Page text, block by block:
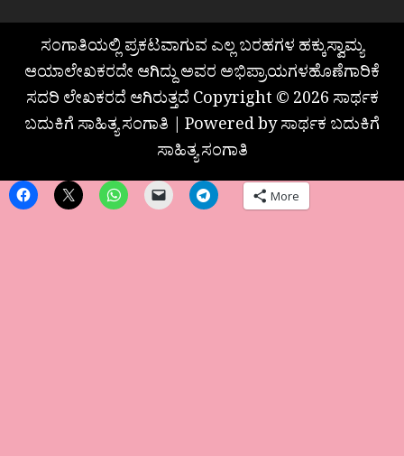
ಸಂಗಾತಿಯಲ್ಲಿ ಪ್ರಕಟವಾಗುವ ಎಲ್ಲ ಬರಹಗಳ ಹಕ್ಕುಸ್ವಾಮ್ಯ
ಆಯಾಲೇಖಕರದೇ ಆಗಿದ್ದು ಅವರ ಅಭಿಪ್ರಾಯಗಳಹೊಣೆಗಾರಿಕೆ
ಸದರಿ ಲೇಖಕರದೆ ಆಗಿರುತ್ತದೆ Copyright © 2026 ಸಾರ್ಥಕ
ಬದುಕಿಗೆ ಸಾಹಿತ್ಯ ಸಂಗಾತಿ | Powered by ಸಾರ್ಥಕ ಬದುಕಿಗೆ
ಸಾಹಿತ್ಯ ಸಂಗಾತಿ
More